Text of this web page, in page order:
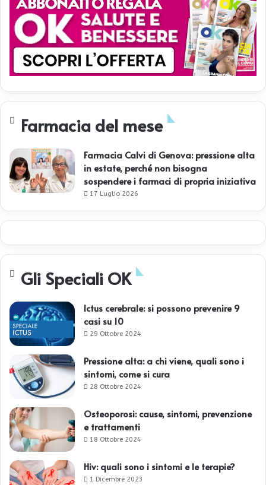
Farmacia del mese
Farmacia Calvi di Genova: pressione alta
in estate, perché non bisogna
sospendere i farmaci di propria iniziativa
17 Luglio 2026
Gli Speciali OK
Ictus cerebrale: si possono prevenire 9
casi su 10
29 Ottobre 2024
Pressione alta: a chi viene, quali sono i
sintomi, come si cura
28 Ottobre 2024
Osteoporosi: cause, sintomi, prevenzione
e trattamenti
18 Ottobre 2024
Hiv: quali sono i sintomi e le terapie?
1 Dicembre 2023